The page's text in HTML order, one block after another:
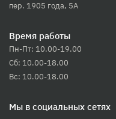
пер. 1905 года, 5А
Время работы
Пн-Пт: 10.00-19.00
Сб: 10.00-18.00
Вс: 10.00-18.00
Мы в социальных сетях